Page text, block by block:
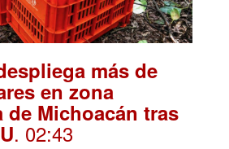
más de
en zona
de Michoacán tras
. 02:43